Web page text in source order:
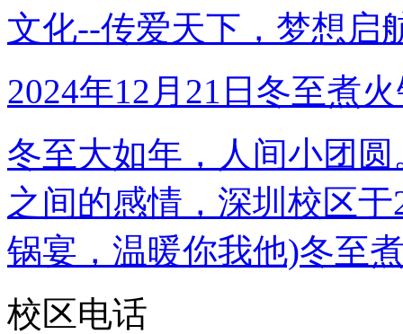
文化--传爱天下，梦想启
2024年12月21日冬至煮
冬至大如年，人间小团
之间的感情，深圳校区
锅宴，温暖你我他)冬至
校区电话